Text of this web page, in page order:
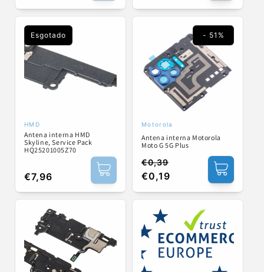
normal
normal
Esgotado
Fornecedor:
HMD
Antena interna HMD
Skyline, Service Pack
HQ25201005Z70
Preço
normal
€7,96
- 51%
Fornecedor:
Motorola
Antena interna Motorola
Moto G 5G Plus
Preço
normal
€0,39
Preço
saldo
€0,19